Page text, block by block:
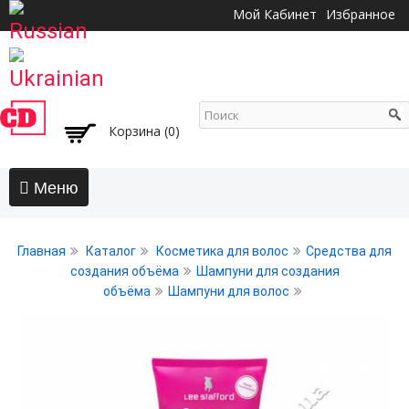
основному
Мой Кабинет Избранное
Корзина (0)
АКЦИИ
Воски, пасты, глина, помады для волос
Главная Каталог Косметика для волос
Средства для
создания объёма
Шампуни для создания
объёма
Шампуни для волос